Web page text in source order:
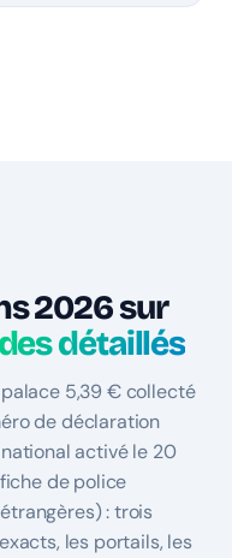
2026 sur
détaillés
5,39 € collecté
de déclaration
activé le 20
de police
: trois
les portails, les